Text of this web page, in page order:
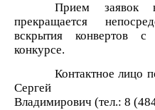
Прием заявок
прекращается
вскрытия конвертов
конкурсе.
Контактное лицо
Сергей
Владимирович (тел.: 8